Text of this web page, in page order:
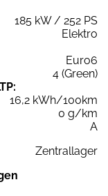
185 kW / 252 PS
Elektro
Euro6
4 (Green)
16,2 kWh/100km
0 g/km
A
Zentrallager